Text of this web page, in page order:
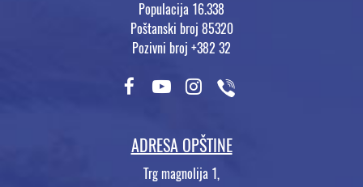
Populacija 16.338
Poštanski broj 85320
Pozivni broj +382 32
ADRESA OPŠTINE
Trg magnolija 1,